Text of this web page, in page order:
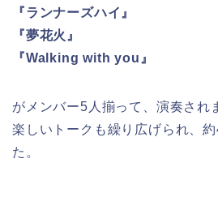
『ランナーズハイ』
『夢花火』
『Walking with you』
がメンバー5人揃って、演奏され
楽しいトークも繰り広げられ、
た。